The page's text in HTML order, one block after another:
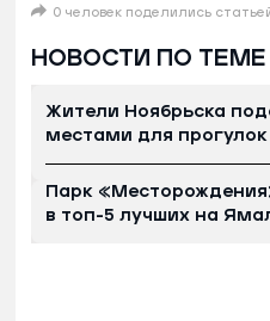
0 человек поделились
НОВОСТИ ПО ТЕМЕ
Жители Ноябрьска
местами для прогулок
Парк
в топ-5 лучших на